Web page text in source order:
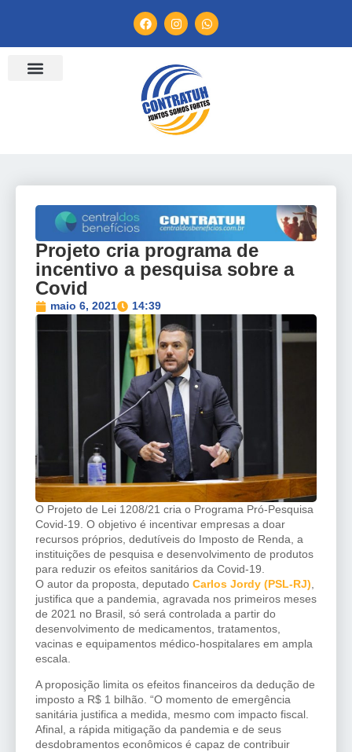
Projeto cria programa de
incentivo a pesquisa sobre a
Covid
maio 6, 2021 14:39
O Projeto de Lei 1208/21 cria o Programa Pró-Pesquisa
Covid-19. O objetivo é incentivar empresas a doar
recursos próprios, dedutíveis do Imposto de Renda, a
instituições de pesquisa e desenvolvimento de produtos
para reduzir os efeitos sanitários da Covid-19.
O autor da proposta, deputado Carlos Jordy (PSL-RJ)
justifica que a pandemia, agravada nos primeiros meses
de 2021 no Brasil, só será controlada a partir do
desenvolvimento de medicamentos, tratamentos,
vacinas e equipamentos médico-hospitalares em ampla
escala.
A proposição limita os efeitos financeiros da dedução de
imposto a R$ 1 bilhão. “O momento de emergência
sanitária justifica a medida, mesmo com impacto fiscal.
Afinal, a rápida mitigação da pandemia e de seus
desdobramentos econômicos é capaz de contribuir